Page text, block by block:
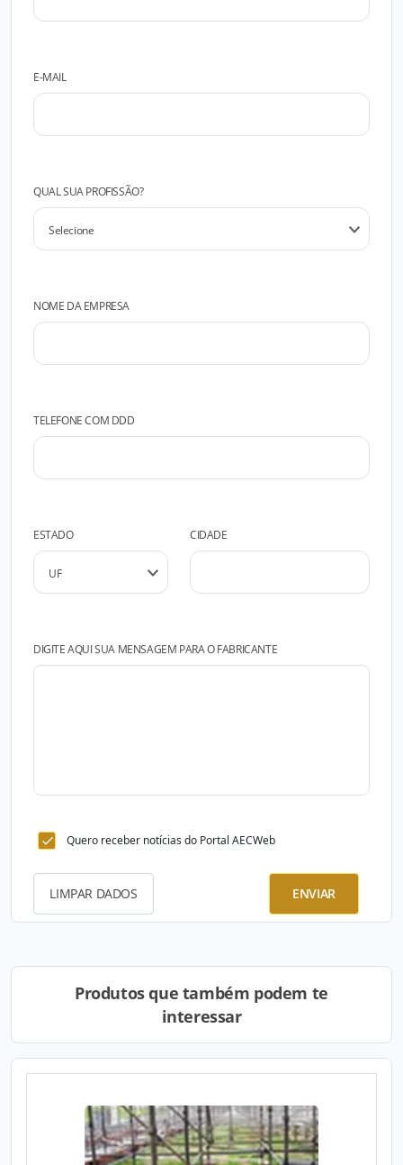
E-MAIL
QUAL SUA PROFISSÃO?
NOME DA EMPRESA
TELEFONE COM DDD
ESTADO CIDADE
DIGITE AQUI SUA MENSAGEM PARA O FABRICANTE
Quero receber notícias do Portal AECWeb
LIMPAR DADOS ENVIAR
Produtos que também podem te
interessar